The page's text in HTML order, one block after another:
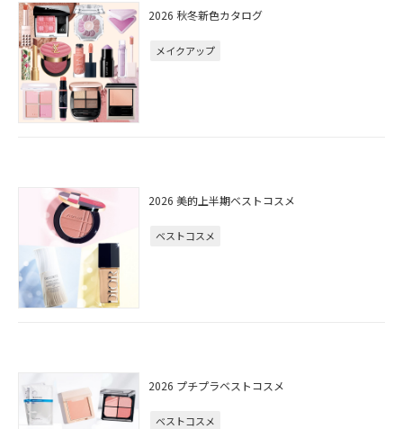
2026 秋冬新色カタログ
メイクアップ
2026 美的上半期ベストコスメ
ベストコスメ
2026 プチプラベストコスメ
ベストコスメ